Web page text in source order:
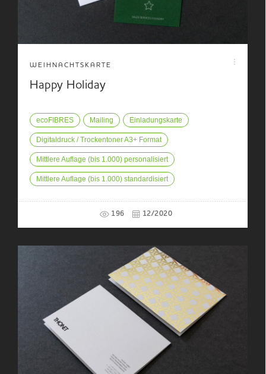
WEIHNACHTSKARTE
Happy Holiday
ecoFIBRES Mailing Einladungskarte
Digitaldruck / Trockentoner A3+ Format
Mittlere Auflage (bis 1.000) personalisiert
Mittlere Auflage (bis 1.000) standardisiert
196 12/2020